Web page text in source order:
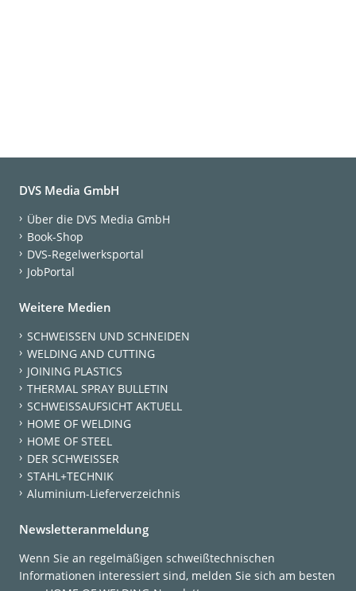
DVS Media GmbH
Über die DVS Media GmbH
Book-Shop
DVS-Regelwerksportal
JobPortal
Weitere Medien
SCHWEISSEN UND SCHNEIDEN
WELDING AND CUTTING
JOINING PLASTICS
THERMAL SPRAY BULLETIN
SCHWEISSAUFSICHT AKTUELL
HOME OF WELDING
HOME OF STEEL
DER SCHWEISSER
STAHL+TECHNIK
Aluminium-Lieferverzeichnis
Newsletteranmeldung
Wenn Sie an regelmäßigen schweißtechnischen
Informationen interessiert sind, melden Sie sich am besten